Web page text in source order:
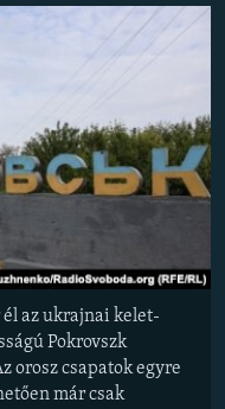
él az ukrajnai kelet-
Pokrovszk
orosz csapatok egyre
már csak